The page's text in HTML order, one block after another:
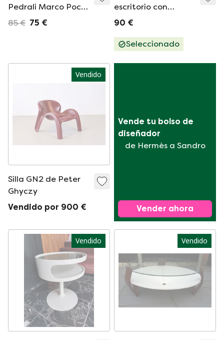
Pedrali Marco Pocci
y Claudio Dondoli
85 € 75 €
escritorio con
tafellamp de diseño
espacial
90 €
Seleccionado
Vendido
Silla GN2 de Peter
Ghyczy
Vendido por 900 €
Vende tu bolso de
diseñador
de Hermès a Sandro
Vender ahora
Vendido Vendido